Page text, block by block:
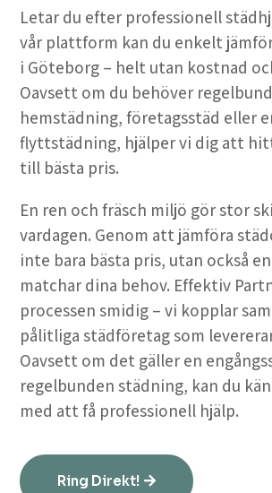
Letar du efter professionell
vår plattform kan du enkelt
i Göteborg – helt utan kostnad
Oavsett om du behöver
hemstädning, företagsstäd eller
flyttstädning, hjälper vi dig att
till bästa pris.
En ren och fräsch miljö gör stor
vardagen. Genom att jämföra
inte bara bästa pris, utan också
matchar dina behov. Effektiv
processen smidig – vi kopplar
pålitliga städföretag som
Oavsett om det gäller en
regelbunden städning, kan du
med att få professionell hjälp.
Ring Direkt!